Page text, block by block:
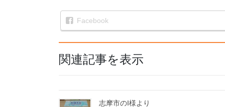
Facebook
関連記事を表示
志摩市のI様より